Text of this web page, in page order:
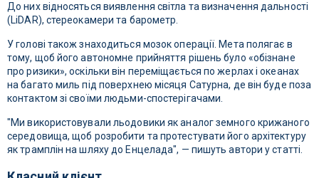
До них відносяться виявлення світла та визначення дальності
(LiDAR), стереокамери та барометр.
У голові також знаходиться мозок операції. Мета полягає в
тому, щоб його автономне прийняття рішень було «обізнане
про ризики», оскільки він переміщається по жерлах і океанах
на багато миль під поверхнею місяця Сатурна, де він буде поза
контактом зі своїми людьми-спостерігачами.
"Ми використовували льодовики як аналог земного крижаного
середовища, щоб розробити та протестувати його архітектуру
як трамплін на шляху до Енцелада", — пишуть автори у статті.